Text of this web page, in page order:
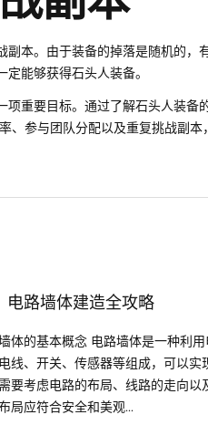
副本。由于装备的掉落是随机的
能够获得石头人装备。
项重要目标。通过了解石头人装
、参与团队分配以及重复挑战副本
电路墙体建造全攻略
体的基本概念 电路墙体是一种利
线、开关、传感器等组成，可以
要考虑电路的布局、线路的走向
局应符合安全和美观...